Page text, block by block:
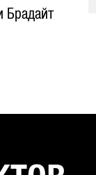
Брадайт